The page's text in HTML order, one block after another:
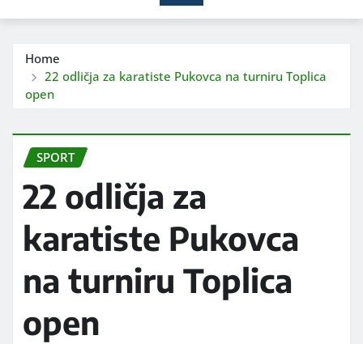
Home
22 odličja za karatiste Pukovca na turniru Toplica
open
SPORT
22 odličja za
karatiste Pukovca
na turniru Toplica
open